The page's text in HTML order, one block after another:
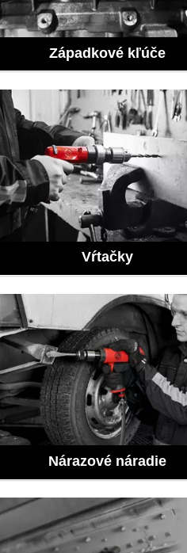
Západkové kľúče
Vŕtačky
Nárazové náradie